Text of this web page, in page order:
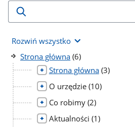
Rozwiń wszystko
Strona główna liczba
podstron
(6)
Strona główna liczba
(3)
O urzędzie liczba
(10)
Co robimy liczba
(2)
Aktualności liczba
(1)